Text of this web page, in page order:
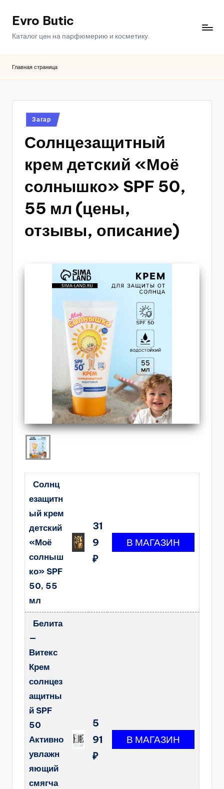
ПерейтиEvro Butic
Каталог цен на парфюмерию и косметику.
Главная страница
Опубликовано
в
Загар
Солнцезащитный
крем детский «Моё
солнышко» SPF 50,
55 мл (цены,
отзывы, описание)
Солнц
езащитн
ый крем
детский
«Моё
солныш
ко» SPF
50, 55
мл
31
9
₽
Белита
—
Витекс
Крем
солнцез
ащитны
й SPF
50
Активно
увлажн
яющий
смягча
5
91
₽